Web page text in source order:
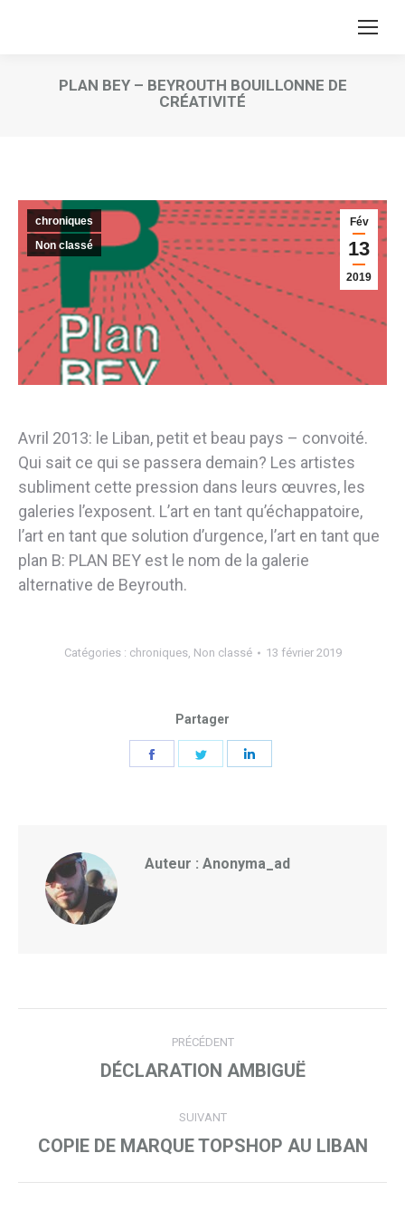
PLAN BEY – BEYROUTH BOUILLONNE DE
CRÉATIVITÉ
Fév
13
2019
chroniques
Non classé
Avril 2013: le Liban, petit et beau pays – convoité.
Qui sait ce qui se passera demain? Les artistes
subliment cette pression dans leurs œuvres, les
galeries l’exposent. L’art en tant qu’échappatoire,
l’art en tant que solution d’urgence, l’art en tant que
plan B: PLAN BEY est le nom de la galerie
alternative de Beyrouth.
Catégories : chroniques, Non classé 13 février 2019
Partager
Partager Partager
Auteur : Anonyma_ad
article
PRÉCÉDENT
Article
:
DÉCLARATION AMBIGUË
SUIVANT
Article
COPIE DE MARQUE TOPSHOP AU LIBAN